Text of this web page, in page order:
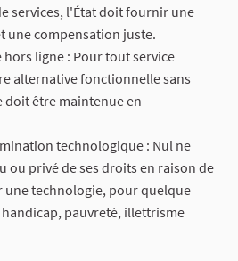
services, l'État doit fournir une
une compensation juste.
ligne : Pour tout service
alternative fonctionnelle sans
être maintenue en
technologique : Nul ne
ou privé de ses droits en raison de
une technologie, pour quelque
pauvreté, illettrisme